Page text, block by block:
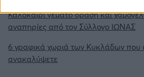
Καλοκαίρι γεμάτο δράση και
αναπηρίες από τον Σύλλογο ΙΩΝΑΣ
6 γραφικά χωριά των Κυκλάδων που
ανακαλύψετε